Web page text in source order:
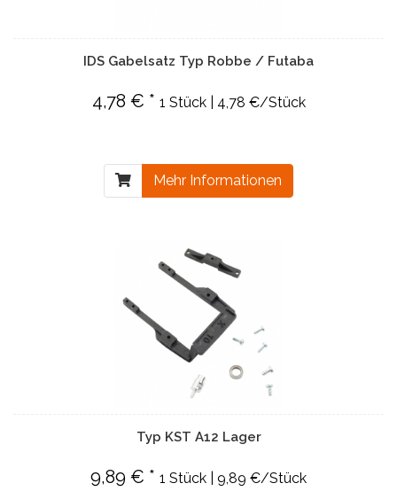
IDS Gabelsatz Typ Robbe / Futaba
4,78 € * 1 Stück | 4,78 €/Stück
Mehr Informationen
Typ KST A12 Lager
9,89 € * 1 Stück | 9,89 €/Stück